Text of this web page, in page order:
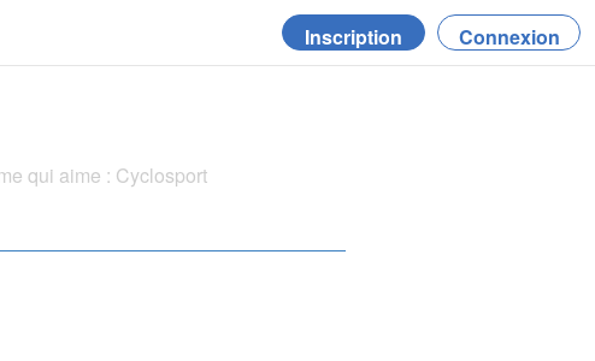
Inscription Connexion
qui aime : Cyclosport